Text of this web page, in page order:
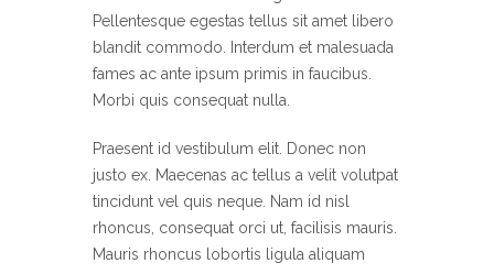
Pellentesque egestas tellus sit amet libero
blandit commodo. Interdum et malesuada
fames ac ante ipsum primis in faucibus.
Morbi quis consequat nulla.
Praesent id vestibulum elit. Donec non
justo ex. Maecenas ac tellus a velit volutpat
tincidunt vel quis neque. Nam id nisl
rhoncus, consequat orci ut, facilisis mauris.
Mauris rhoncus lobortis ligula aliquam